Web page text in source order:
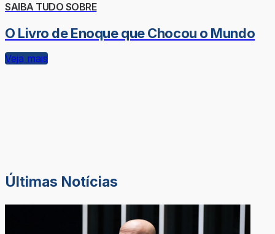
SAIBA TUDO SOBRE
O Livro de Enoque que Chocou o Mundo
Veja mais
Últimas Notícias